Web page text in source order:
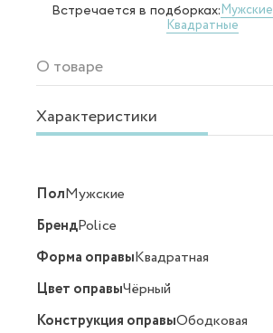
Встречается в подборках:Мужские
Квадратные
О товаре
Характеристики
ПолМужские
БрендPolice
Форма оправыКвадратная
Цвет оправыЧёрный
Конструкция оправыОбодковая